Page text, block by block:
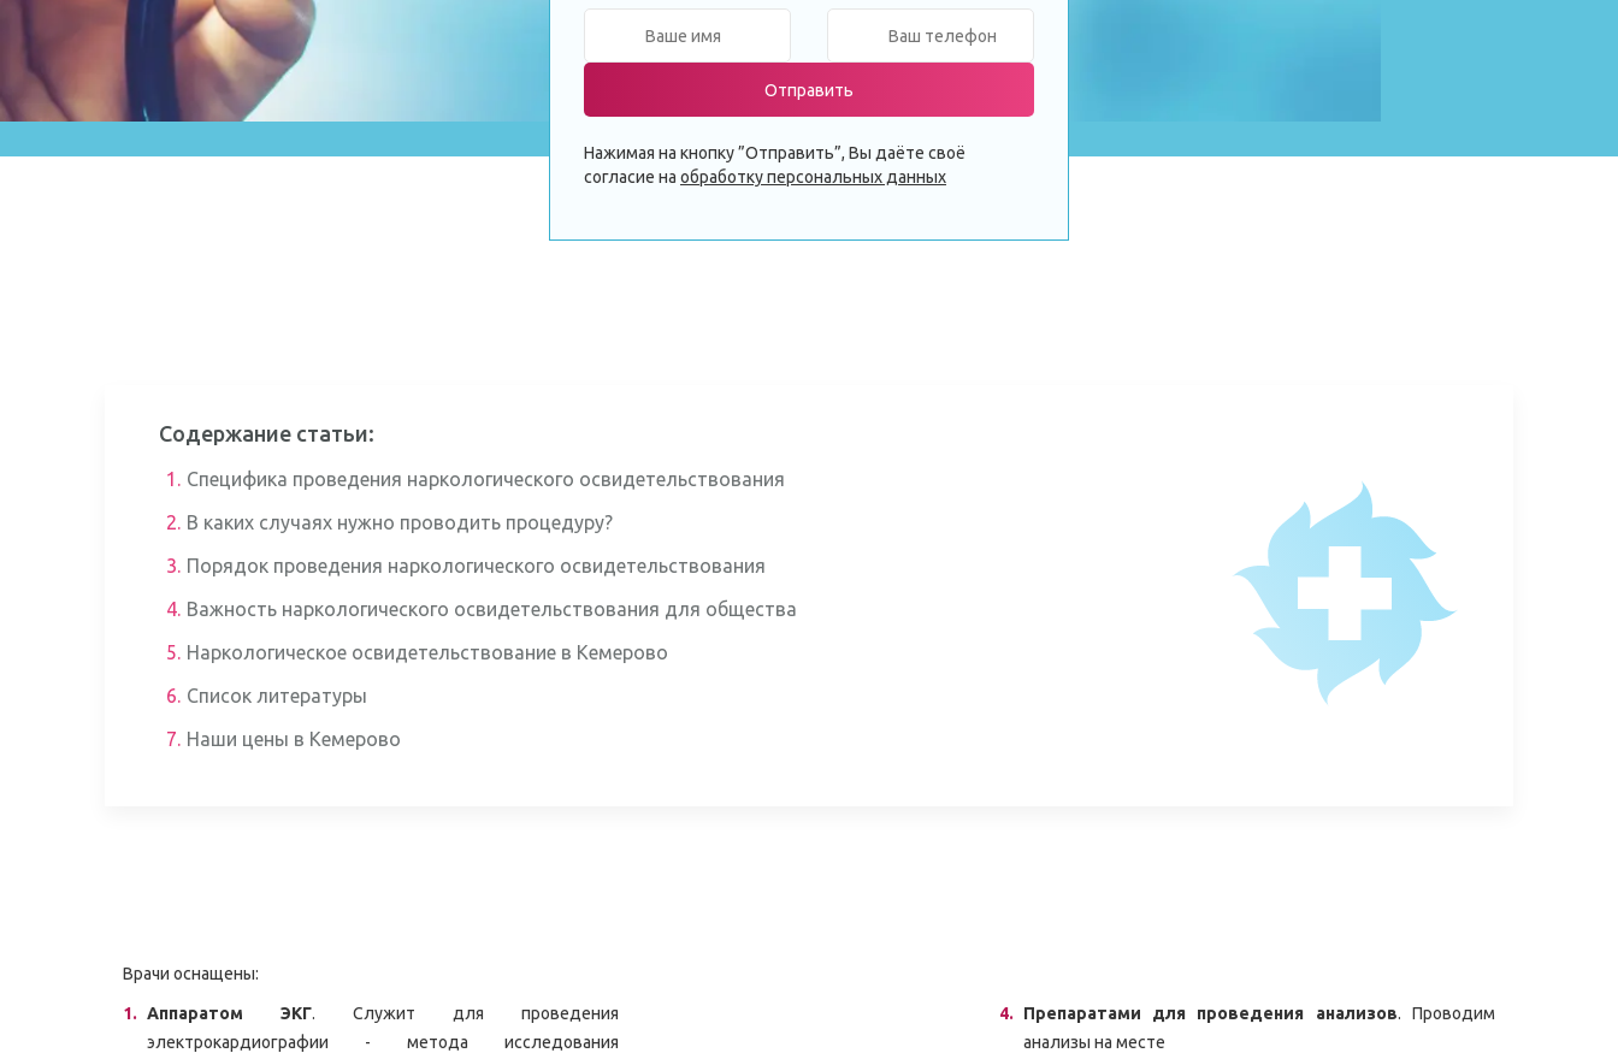
Отправить
Нажимая на кнопку ”Отправить”, Вы даёте своё
согласие на обработку персональных данных
Содержание статьи:
1. Специфика проведения наркологического освидетельствования
2. В каких случаях нужно проводить процедуру?
3. Порядок проведения наркологического освидетельствования
4. Важность наркологического освидетельствования для общества
5. Наркологическое освидетельствование в Кемерово
6. Список литературы
7. Наши цены в Кемерово
Врачи оснащены:
Аппаратом ЭКГ. Служит для проведения
электрокардиографии - метода исследования
Препаратами для проведения анализов. Проводим
анализы на месте